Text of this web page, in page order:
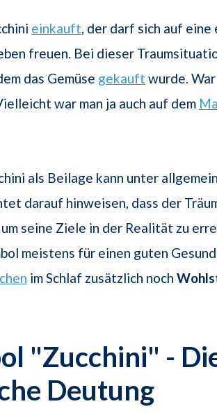
einkauft, der darf sich auf
freuen. Bei dieser
das Gemüse gekauft wurde.
war man ja auch auf dem
als Beilage kann unter
darauf hinweisen, dass der
seine Ziele in der Realität zu
meistens für einen guten
im Schlaf zusätzlich noch
"Zucchini" -
Deutung